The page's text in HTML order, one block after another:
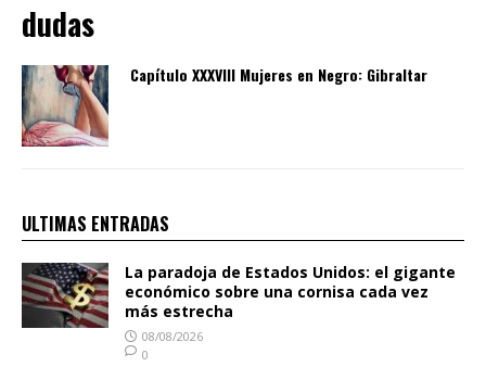
dudas
Capítulo XXXVIII Mujeres en Negro: Gibraltar
ULTIMAS ENTRADAS
La paradoja de Estados Unidos: el gigante
económico sobre una cornisa cada vez
más estrecha
08/08/2026
0